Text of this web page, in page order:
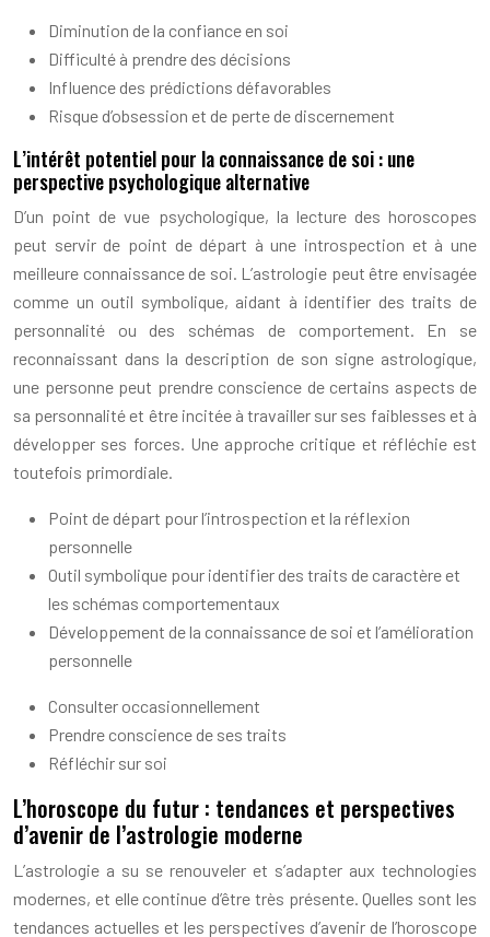
Diminution de la confiance en soi
Difficulté à prendre des décisions
Influence des prédictions défavorables
Risque d’obsession et de perte de discernement
L’intérêt potentiel pour la connaissance de soi : une
perspective psychologique alternative
D’un point de vue psychologique, la lecture des horoscopes
peut servir de point de départ à une introspection et à une
meilleure connaissance de soi. L’astrologie peut être envisagée
comme un outil symbolique, aidant à identifier des traits de
personnalité ou des schémas de comportement. En se
reconnaissant dans la description de son signe astrologique,
une personne peut prendre conscience de certains aspects de
sa personnalité et être incitée à travailler sur ses faiblesses et à
développer ses forces. Une approche critique et réfléchie est
toutefois primordiale.
Point de départ pour l’introspection et la réflexion
personnelle
Outil symbolique pour identifier des traits de caractère et
les schémas comportementaux
Développement de la connaissance de soi et l’amélioration
personnelle
Consulter occasionnellement
Prendre conscience de ses traits
Réfléchir sur soi
L’horoscope du futur : tendances et perspectives
d’avenir de l’astrologie moderne
L’astrologie a su se renouveler et s’adapter aux technologies
modernes, et elle continue d’être très présente. Quelles sont les
tendances actuelles et les perspectives d’avenir de l’horoscope